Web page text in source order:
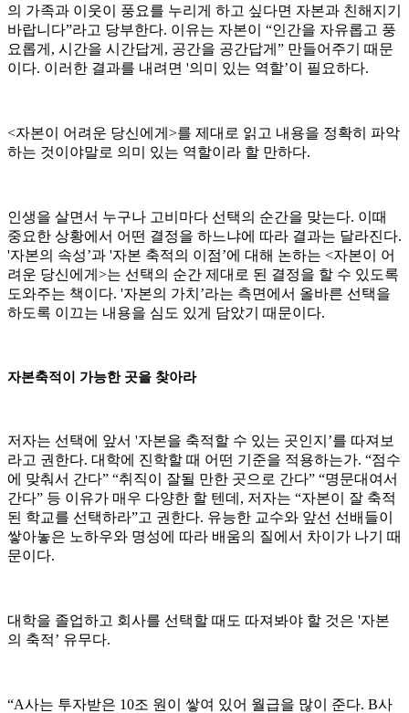
의 가족과 이웃이 풍요를 누리게 하고 싶다면 자본과 친해지기
바랍니다”라고 당부한다. 이유는 자본이 “인간을 자유롭고 풍
요롭게, 시간을 시간답게, 공간을 공간답게” 만들어주기 때문
이다. 이러한 결과를 내려면 '의미 있는 역할’이 필요하다.
<자본이 어려운 당신에게>를 제대로 읽고 내용을 정확히 파악
하는 것이야말로 의미 있는 역할이라 할 만하다.
인생을 살면서 누구나 고비마다 선택의 순간을 맞는다. 이때
중요한 상황에서 어떤 결정을 하느냐에 따라 결과는 달라진다.
'자본의 속성’과 '자본 축적의 이점’에 대해 논하는 <자본이 어
려운 당신에게>는 선택의 순간 제대로 된 결정을 할 수 있도록
도와주는 책이다. '자본의 가치’라는 측면에서 올바른 선택을
하도록 이끄는 내용을 심도 있게 담았기 때문이다.
자본축적이 가능한 곳을 찾아라
저자는 선택에 앞서 '자본을 축적할 수 있는 곳인지’를 따져보
라고 권한다. 대학에 진학할 때 어떤 기준을 적용하는가. “점수
에 맞춰서 간다” “취직이 잘될 만한 곳으로 간다” “명문대여서
간다” 등 이유가 매우 다양한 할 텐데, 저자는 “자본이 잘 축적
된 학교를 선택하라”고 권한다. 유능한 교수와 앞선 선배들이
쌓아놓은 노하우와 명성에 따라 배움의 질에서 차이가 나기 때
문이다.
대학을 졸업하고 회사를 선택할 때도 따져봐야 할 것은 '자본
의 축적’ 유무다.
“A사는 투자받은 10조 원이 쌓여 있어 월급을 많이 준다. B사